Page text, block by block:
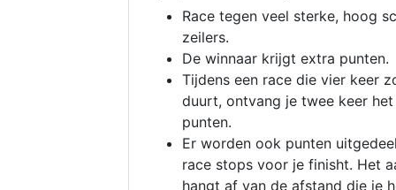
Race tegen veel sterke, hoog
zeilers.
De winnaar krijgt extra punten.
Tijdens een race die vier keer
duurt, ontvang je twee keer
punten.
Er worden ook punten
race stops voor je finisht. Het
hangt af van de afstand die je